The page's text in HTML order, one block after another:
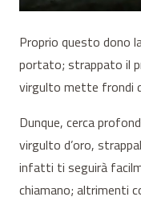
Proprio questo dono
portato; strappato il
virgulto mette frondi
Dunque, cerca
virgulto d’oro,
infatti ti seguirà
chiamano; altrimenti